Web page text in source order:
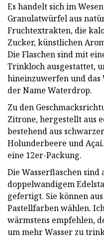
Es handelt sich im
Granulatwürfel aus
Fruchtextrakten, die
Zucker, künstlichen
Die Flaschen sind mit
Trinkloch ausgestattet,
hineinzuwerfen und das
der Name Waterdrop.
Zu den
Zitrone, hergestellt aus
bestehend aus
Holunderbeere und
eine 12er-Packung.
Die Wasserflaschen
doppelwandigem
gefertigt. Sie können
Pastellfarben wählen.
wärmstens empfehlen,
um mehr Wasser zu